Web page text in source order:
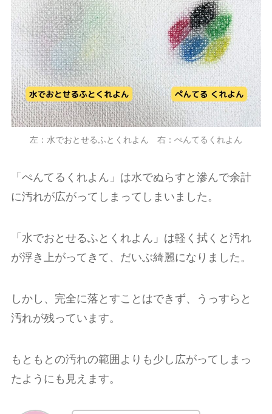
左：水でおとせるふとくれよん 右：ぺんてるくれよん
「ぺんてるくれよん」は水でぬらすと滲んで余計
に汚れが広がってしまってしまいました。
「水でおとせるふとくれよん」は軽く拭くと汚れ
が浮き上がってきて、だいぶ綺麗になりました。
しかし、完全に落とすことはできず、うっすらと
汚れが残っています。
もともとの汚れの範囲よりも少し広がってしまっ
たようにも見えます。